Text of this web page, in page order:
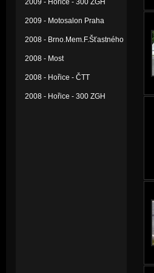
2009 - Hořice - 300 ZGH
2009 - Motosalon Praha
2008 - Brno.Mem.F.Šťastného
2008 - Most
2008 - Hořice - ČTT
2008 - Hořice - 300 ZGH